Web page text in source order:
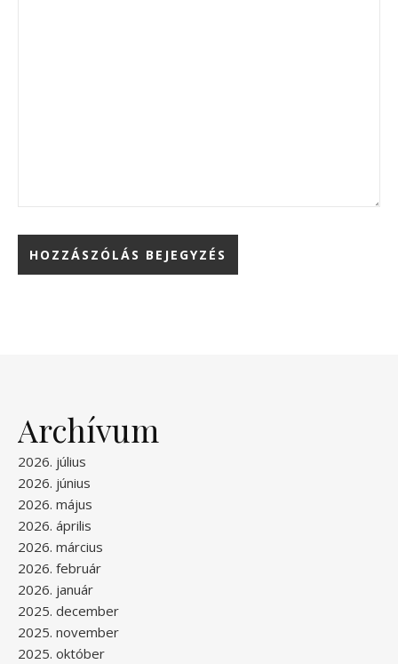
Archívum
2026. július
2026. június
2026. május
2026. április
2026. március
2026. február
2026. január
2025. december
2025. november
2025. október